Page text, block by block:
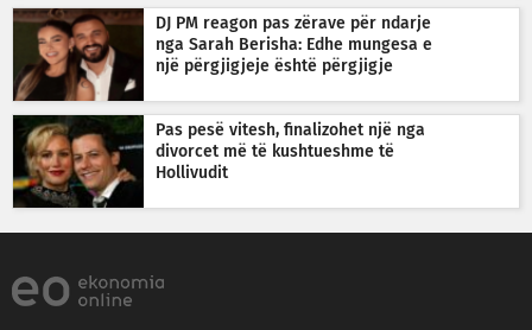
DJ PM reagon pas zërave për ndarje
nga Sarah Berisha: Edhe mungesa e
një përgjigjeje është përgjigje
Pas pesë vitesh, finalizohet një nga
divorcet më të kushtueshme të
Hollivudit